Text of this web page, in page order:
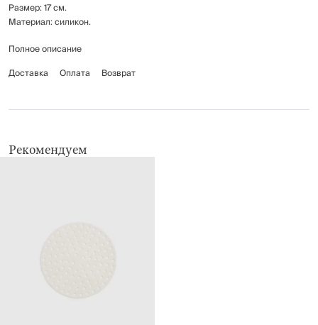
Размер: 17 см.
Материал: силикон.
Рекомендации по уходу: мыть вручную с применением мягких моющих
жесткие губки. Можно мыть в посудомоечной машине.
Полное описание
Доставка
Оплата Возврат
Рекомендуем